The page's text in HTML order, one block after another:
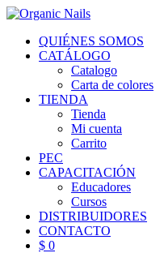
QUIÉNES SOMOS
CATÁLOGO
Catalogo
Carta de colores
TIENDA
Tienda
Mi cuenta
Carrito
PEC
CAPACITACIÓN
Educadores
Cursos
DISTRIBUIDORES
CONTACTO
$ 0